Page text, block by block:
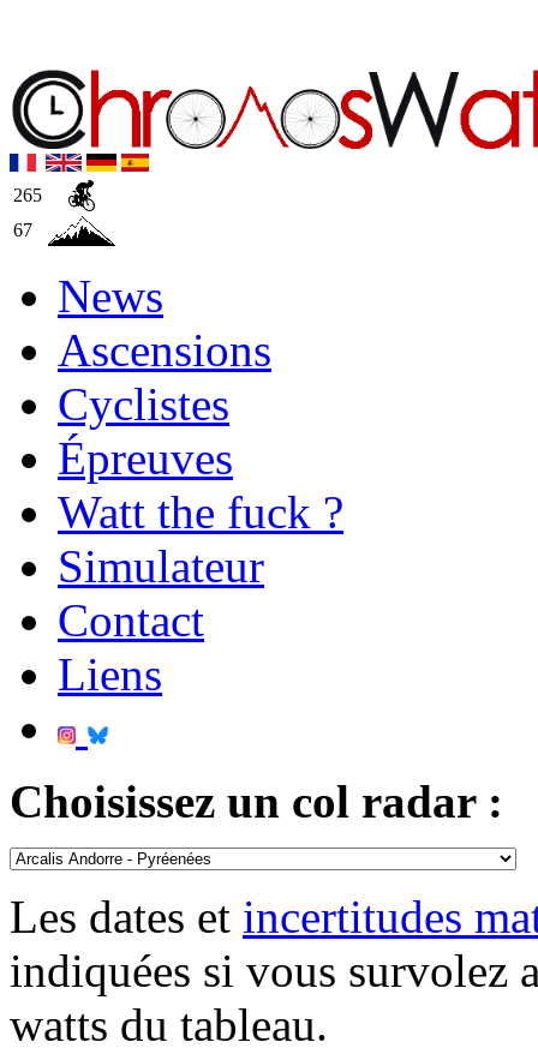
265
67
News
Ascensions
Cyclistes
Épreuves
Watt the fuck ?
Simulateur
Contact
Liens
Choisissez un col radar :
Les dates et incertitudes
indiquées si vous survolez
watts du tableau.